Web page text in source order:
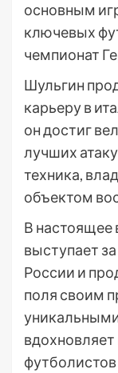
основным
ключевых
чемпионат
Шульгин
карьеру в
он достиг
лучших
техника,
объектом
В настоящее
выступает
России и
поля своим
футболистов